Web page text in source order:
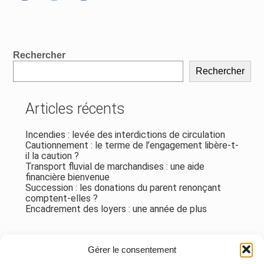
Gérer le consentement
Blog
Rechercher
Rechercher
Articles récents
Incendies : levée des interdictions de circulation
Cautionnement : le terme de l’engagement libère-t-
il la caution ?
Transport fluvial de marchandises : une aide
financière bienvenue
Succession : les donations du parent renonçant
comptent-elles ?
Encadrement des loyers : une année de plus